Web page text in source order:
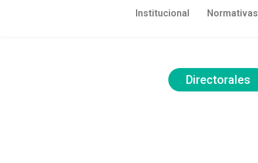
Institucional Normativas
Directorales